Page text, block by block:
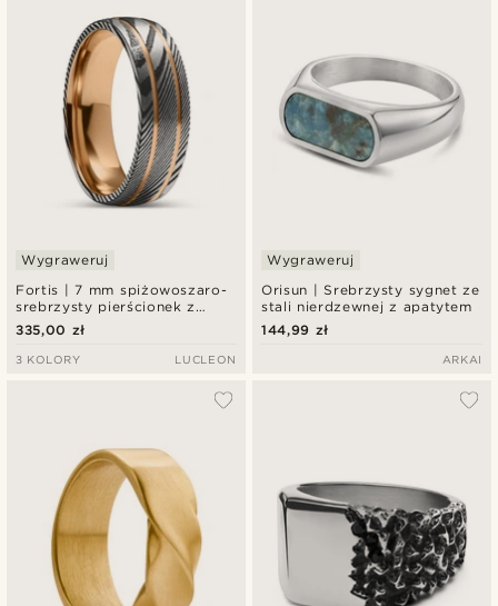
Fortis | 7 mm spiżowoszaro-
srebrzysty pierścionek z
podwójnym rowkiem ze stali
damasceńskiej i różowo-
złotego tytanu
Wygraweruj
335,00 zł
3 KOLORY LUCLEON
Orisun | Srebrzysty sygnet ze
stali nierdzewnej z apatytem
Wygraweruj
144,99 zł
ARKAI